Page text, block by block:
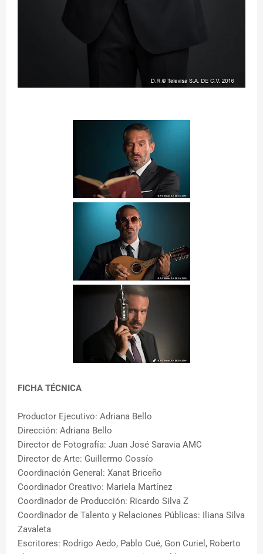
FICHA TÉCNICA
Productor Ejecutivo: Adriana Bello
Dirección: Adriana Bello
Director de Fotografía: Juan José Saravia AMC
Director de Arte: Guillermo Cossío
Coordinación General: Xanat Briceño
Coordinador Creativo: Mariela Martínez
Coordinador de Producción: Ricardo Silva Z
Coordinador de Talento y Relaciones Públicas: Iliana Silva
Zavaleta
Escritores: Rodrigo Aedo, Pablo Cué, Gon Curiel, Roberto